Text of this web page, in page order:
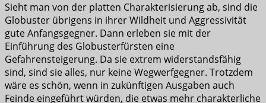
Sieht man von der platten Charakterisierung ab, sind die
Globuster übrigens in ihrer Wildheit und Aggressivität
gute Anfangsgegner. Dann erleben sie mit der
Einführung des Globusterfürsten eine
Gefahrensteigerung. Da sie extrem widerstandsfähig
sind, sind sie alles, nur keine Wegwerfgegner. Trotzdem
wäre es schön, wenn in zukünftigen Ausgaben auch
Feinde eingeführt würden, die etwas mehr charakterliche